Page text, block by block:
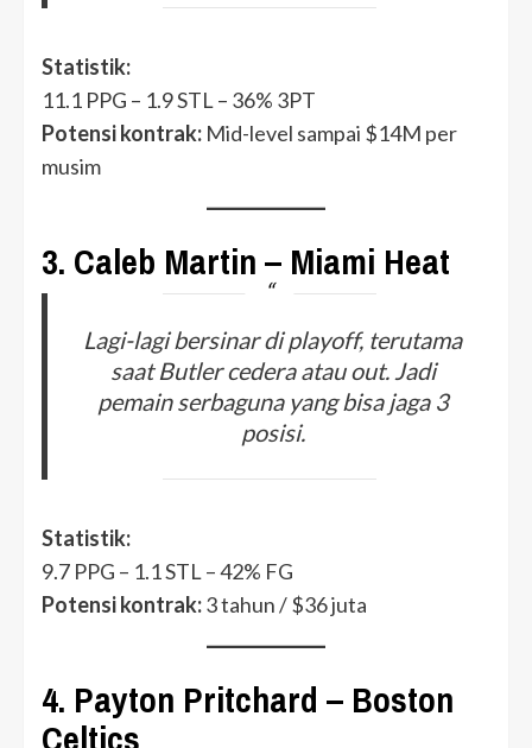
Statistik:
11.1 PPG – 1.9 STL – 36% 3PT
Potensi kontrak: Mid-level sampai $14M per
musim
3. Caleb Martin – Miami Heat
Lagi-lagi bersinar di playoff, terutama
saat Butler cedera atau out. Jadi
pemain serbaguna yang bisa jaga 3
posisi.
Statistik:
9.7 PPG – 1.1 STL – 42% FG
Potensi kontrak:3 tahun / $36 juta
4. Payton Pritchard – Boston